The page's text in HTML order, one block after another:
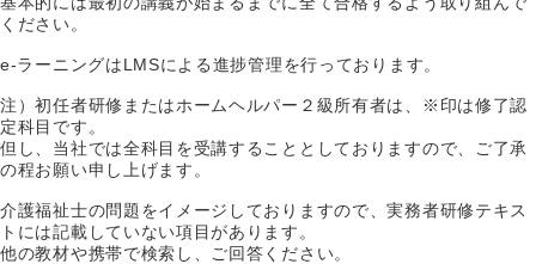
ください。
e-ラーニングはLMSによる進捗管理を行っております。
注）初任者研修またはホームヘルパー２級所有者は、※印は修了認
定科目です。
但し、当社では全科目を受講することとしておりますので、ご了承
の程お願い申し上げます。
介護福祉士の問題をイメージしておりますので、実務者研修テキス
トには記載していない項目があります。
他の教材や携帯で検索し、ご回答ください。